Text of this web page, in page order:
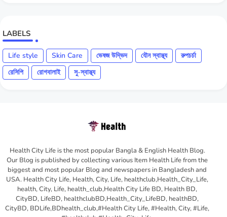
LABELS
Life style Skin Care ভেষজ উদ্ভিদ যৌন স্বাস্থ্য
রুপচর্চা
রেসিপি
রোগবালাই সু-স্বাস্থ্য
Health City Life is the most popular Bangla & English Health Blog.
Our Blog is published by collecting various Item Health Life from the
biggest and most popular Blog and newspapers in Bangladesh and
USA. Health City Life, Health, City, Life, healthclub,Health_City_Life,
health, City, Life, health_club,Health City Life BD, Health BD,
CityBD, LifeBD, healthclubBD,Health_City_LifeBD, healthBD,
CityBD, BDLife,BDhealth_club,#Health City Life, #Health, City, #Life,